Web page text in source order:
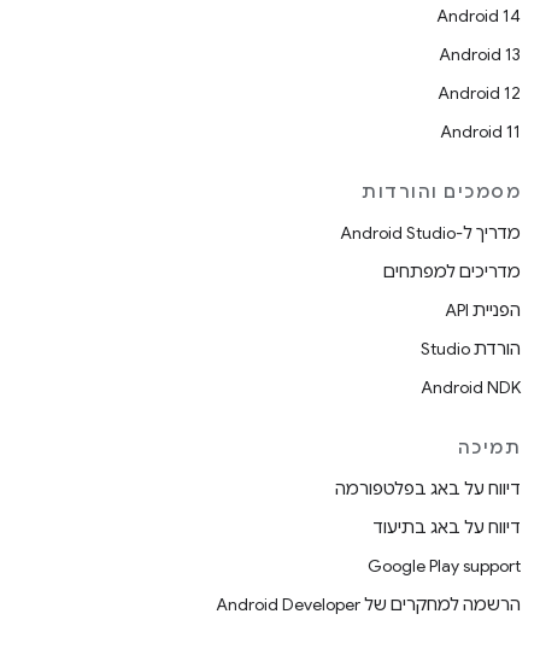
Android 14
Android 13
Android 12
Android 11
מסמכים והורדות
מדריך ל-Android Studio
מדריכים למפתחים
הפניית API
הורדת Studio
Android NDK
תמיכה
דיווח על באג בפלטפורמה
דיווח על באג בתיעוד
Google Play support
הרשמה למחקרים של Android Developer